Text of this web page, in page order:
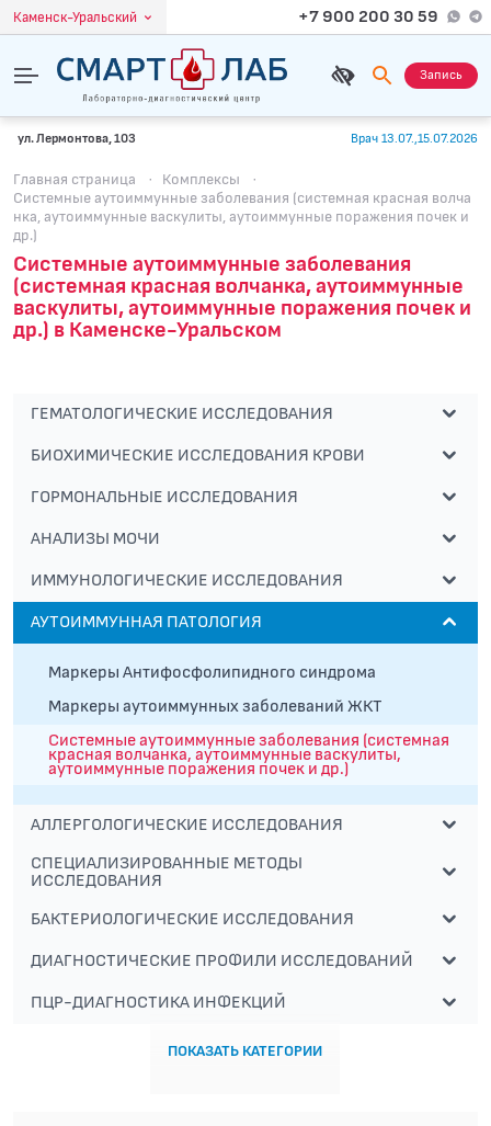
Каменск-Уральский +7 900 200 30 59
Запись
ул. Лермонтова, 103 Врач 13.07.,15.07.2026
Главная страница · Комплексы
·
Системные аутоиммунные заболевания (системная красная волча
нка, аутоиммунные васкулиты, аутоиммунные поражения почек и
др.)
Системные аутоиммунные заболевания
(системная красная волчанка, аутоиммунные
васкулиты, аутоиммунные поражения почек и
др.) в Каменске-Уральском
ГЕМАТОЛОГИЧЕСКИЕ ИССЛЕДОВАНИЯ
БИОХИМИЧЕСКИЕ ИССЛЕДОВАНИЯ КРОВИ
ГОРМОНАЛЬНЫЕ ИССЛЕДОВАНИЯ
АНАЛИЗЫ МОЧИ
ИММУНОЛОГИЧЕСКИЕ ИССЛЕДОВАНИЯ
АУТОИММУННАЯ ПАТОЛОГИЯ
Маркеры Антифосфолипидного синдрома
Маркеры аутоиммунных заболеваний ЖКТ
Системные аутоиммунные заболевания (системная
красная волчанка, аутоиммунные васкулиты,
аутоиммунные поражения почек и др.)
АЛЛЕРГОЛОГИЧЕСКИЕ ИССЛЕДОВАНИЯ
СПЕЦИАЛИЗИРОВАННЫЕ МЕТОДЫ
ИССЛЕДОВАНИЯ
БАКТЕРИОЛОГИЧЕСКИЕ ИССЛЕДОВАНИЯ
ДИАГНОСТИЧЕСКИЕ ПРОФИЛИ ИССЛЕДОВАНИЙ
ПЦР-ДИАГНОСТИКА ИНФЕКЦИЙ
ПОКАЗАТЬ КАТЕГОРИИ